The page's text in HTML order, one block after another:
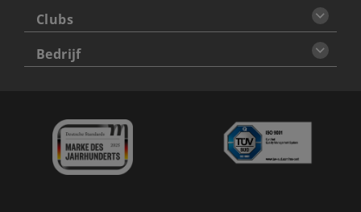
Clubs
Bedrijf